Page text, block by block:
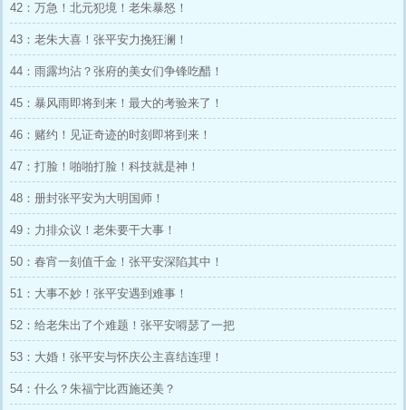
42：万急！北元犯境！老朱暴怒！
43：老朱大喜！张平安力挽狂澜！
44：雨露均沾？张府的美女们争锋吃醋！
45：暴风雨即将到来！最大的考验来了！
46：赌约！见证奇迹的时刻即将到来！
47：打脸！啪啪打脸！科技就是神！
48：册封张平安为大明国师！
49：力排众议！老朱要干大事！
50：春宵一刻值千金！张平安深陷其中！
51：大事不妙！张平安遇到难事！
52：给老朱出了个难题！张平安嘚瑟了一把
53：大婚！张平安与怀庆公主喜结连理！
54：什么？朱福宁比西施还美？